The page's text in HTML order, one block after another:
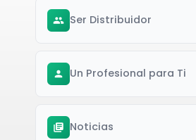
Ser Distribuidor
Un Profesional para Ti
Noticias